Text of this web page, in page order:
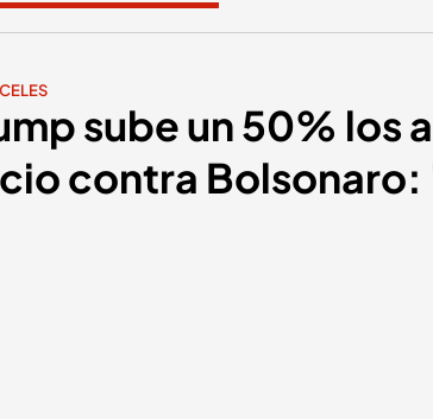
sube un 50% los
contra Bolsonaro: